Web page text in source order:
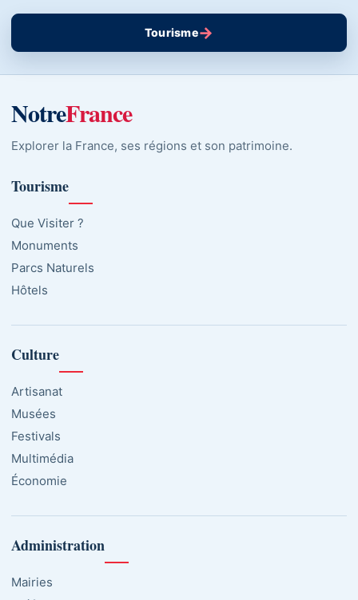
Tourisme→
NotreFrance
Explorer la France, ses régions et son patrimoine.
Tourisme
Que Visiter ?
Monuments
Parcs Naturels
Hôtels
Culture
Artisanat
Musées
Festivals
Multimédia
Économie
Administration
Mairies